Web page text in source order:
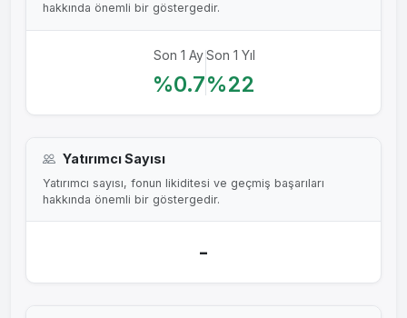
3 Haz 2025 0.1606
0.0908
3 Oca 2025 0.1452 %0.35
1 Kas 2024 0.0352 %0.1
hakkında önemli bir göstergedir.
Son 1 Ay
%0.7
Son 1 Yıl
%22
Yatırımcı Sayısı
Yatırımcı sayısı, fonun likiditesi ve geçmiş başarıları
hakkında önemli bir göstergedir.
-